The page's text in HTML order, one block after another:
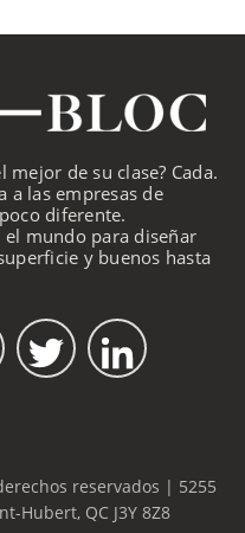
mejor de su clase? Cada.
a las empresas de
diferente.
mundo para diseñar
y buenos hasta
reservados | 5255
Hubert, QC J3Y 8Z8